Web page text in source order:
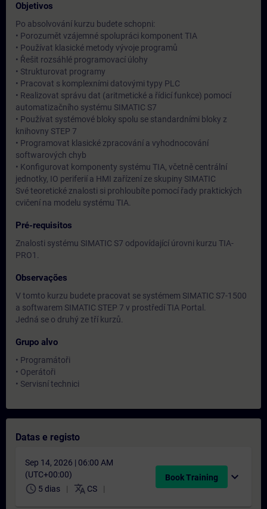
Objetivos
Po absolvování kurzu budete schopni:
• Porozumět vzájemné spolupráci komponent TIA
• Používat klasické metody vývoje programů
• Řešit rozsáhlé programovací úlohy
• Strukturovat programy
• Pracovat s komplexními datovými typy PLC
• Realizovat správu dat (aritmetické a řídicí funkce) pomocí
automatizačního systému SIMATIC S7
• Používat systémové bloky spolu se standardními bloky z
knihovny STEP 7
• Programovat klasické zpracování a vyhodnocování
softwarových chyb
• Konfigurovat komponenty systému TIA, včetně centrální
jednotky, IO periferií a HMI zařízení ze skupiny SIMATIC
Své teoretické znalosti si prohloubíte pomocí řady praktických
cvičení na modelu systému TIA.
Pré-requisitos
Znalosti systému SIMATIC S7 odpovídající úrovni kurzu TIA-
PRO1.
Observações
V tomto kurzu budete pracovat se systémem SIMATIC S7-1500
a softwarem SIMATIC STEP 7 v prostředí TIA Portal.
Jedná se o druhý ze tří kurzů.
Grupo alvo
• Programátoři
• Operátoři
• Servisní technici
Datas e registo
Sep 14, 2026 | 06:00 AM
(UTC+00:00)
schedule 5 dias translate CS
Book Training expand_more